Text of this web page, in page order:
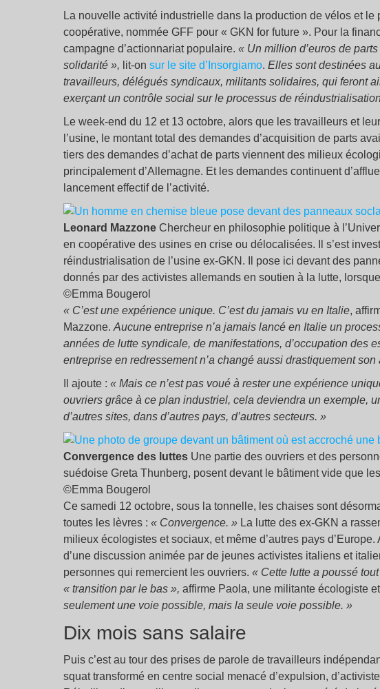
La nouvelle activité industrielle dans la production de vélos et
coopérative, nommée GFF pour « GKN for future ». Pour la
campagne d’actionnariat populaire. « Un million d’euros de
solidarité », lit-on sur le site d’Insorgiamo. Elles sont destinées
travailleurs, délégués syndicaux, militants solidaires, qui feront
exerçant un contrôle social sur le processus de
Le week-end du 12 et 13 octobre, alors que les travailleurs et
l’usine, le montant total des demandes d’acquisition de parts
tiers des demandes d’achat de parts viennent des milieux
principalement d’Allemagne. Et les demandes continuent
lancement effectif de l’activité.
Leonard Mazzone Chercheur en philosophie politique à
en coopérative des usines en crise ou délocalisées. Il s’est
réindustrialisation de l’usine ex-GKN. Il pose ici devant des
donnés par des activistes allemands en soutien à la lutte,
©Emma Bougerol
« C’est une expérience unique. C’est du jamais vu en Italie,
Mazzone. Aucune entreprise n’a jamais lancé en Italie un
années de lutte syndicale, de manifestations, d’occupation des
entreprise en redressement n’a changé aussi drastiquement son
Il ajoute : « Mais ce n’est pas voué à rester une expérience
ouvriers grâce à ce plan industriel, cela deviendra un exemple,
d’autres sites, dans d’autres pays, d’autres secteurs. »
Convergence des luttes Une partie des ouvriers et des
suédoise Greta Thunberg, posent devant le bâtiment vide que
©Emma Bougerol
Ce samedi 12 octobre, sous la tonnelle, les chaises sont
toutes les lèvres : « Convergence. » La lutte des ex-GKN a
milieux écologistes et sociaux, et même d’autres pays
d’une discussion animée par de jeunes activistes italiens et
personnes qui remercient les ouvriers. « Cette lutte a poussé
« transition par le bas », affirme Paola, une militante écologiste
seulement une voie possible, mais la seule voie possible. »
Dix mois sans salaire
Puis c’est au tour des prises de parole de travailleurs
squat transformé en centre social menacé d’expulsion,